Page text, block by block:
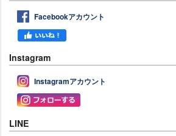
Facebookアカウント
Instagram
Instagramアカウント
LINE